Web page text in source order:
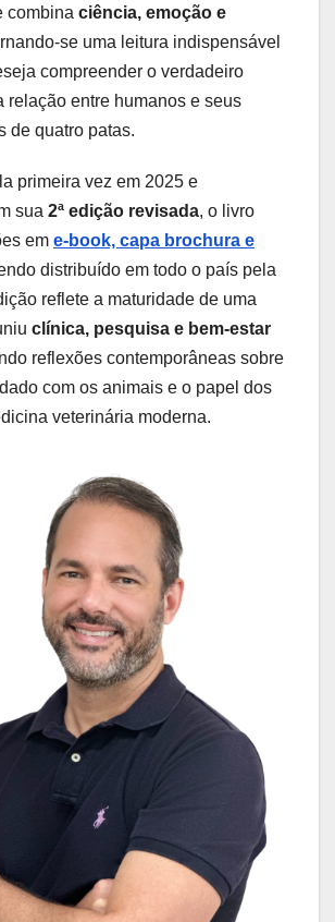
combina ciência, emoção e
se uma leitura indispensável
compreender o verdadeiro
relação entre humanos e seus
de quatro patas.
primeira vez em 2025 e
sua 2ª edição revisada, o livro
em e-book, capa brochura e
distribuído em todo o país pela
reflete a maturidade de uma
clínica, pesquisa e bem-estar
reflexões contemporâneas sobre
com os animais e o papel dos
veterinária moderna.